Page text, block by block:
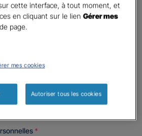
*
cette interface, à tout moment, et
en cliquant sur le lienGérer mes
page.
mes cookies
Autoriser tous les cookies